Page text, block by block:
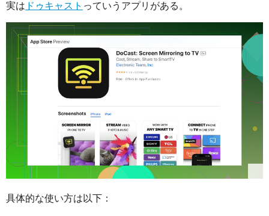
実は ドゥキャスト っていうアプリがある。
具体的な使い方は以下：